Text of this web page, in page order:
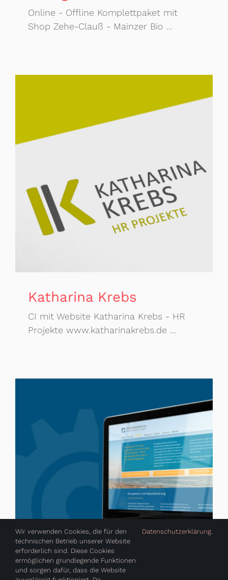
Online - Offline Komplettpaket mit
Shop Zehe-Clauß - Mainzer Bio ...
Katharina Krebs
CI mit Website Katharina Krebs - HR
Projekte www.katharinakrebs.de ...
Wir verwenden Cookies, die für den
technischen Betrieb unserer Website
erforderlich sind. Diese Cookies
ermöglichen grundlegende Funktionen
und sorgen dafür, dass die Website
Datenschutzerklärung.